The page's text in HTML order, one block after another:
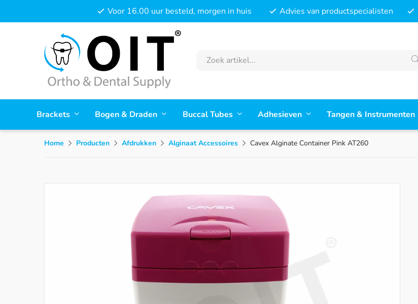
Voor 16.00 uur besteld, morgen in huis Advies van productspecialisten
Brackets Bogen & Draden Buccal Tubes Adhesieven Tangen & Instrumenten
Home Producten Afdrukken Alginaat Accessoires Cavex Alginate Container Pink AT260